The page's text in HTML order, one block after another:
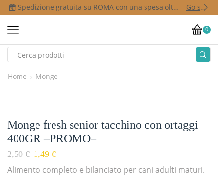
Spedizione gratuita su ROMA con una spesa oltre i 50,00 € Go shop
0
Home Monge
Monge fresh senior tacchino con ortaggi
400GR –PROMO–
2,50€ 1,49 €
Alimento completo e bilanciato per cani adulti maturi.